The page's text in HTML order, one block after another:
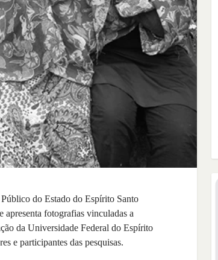
do Estado do Espírito Santo
fotografias vinculadas a
da Universidade Federal do Espírito
e participantes das pesquisas.